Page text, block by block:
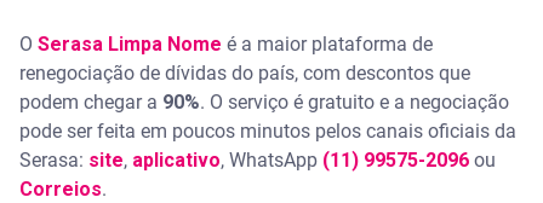
O Serasa Limpa Nome é a maior plataforma de
renegociação de dívidas do país, com descontos que
podem chegar a 90%. O serviço é gratuito e a negociação
pode ser feita em poucos minutos pelos canais oficiais da
Serasa: site, aplicativo, WhatsApp (11) 99575-2096 ou
Correios.